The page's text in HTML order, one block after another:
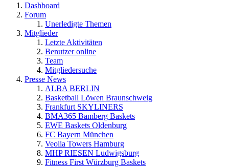
Dashboard
Forum
Unerledigte Themen
Mitglieder
Letzte Aktivitäten
Benutzer online
Team
Mitgliedersuche
Presse News
ALBA BERLIN
Basketball Löwen Braunschweig
Frankfurt SKYLINERS
BMA365 Bamberg Baskets
EWE Baskets Oldenburg
FC Bayern München
Veolia Towers Hamburg
MHP RIESEN Ludwigsburg
Fitness First Würzburg Baskets